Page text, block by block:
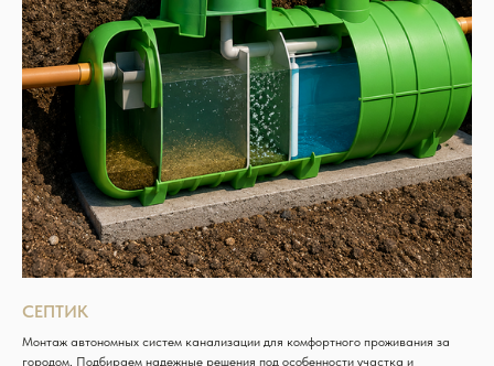
СЕПТИК
Монтаж автономных систем канализации для комфортного проживания за
городом. Подбираем надежные решения под особенности участка и